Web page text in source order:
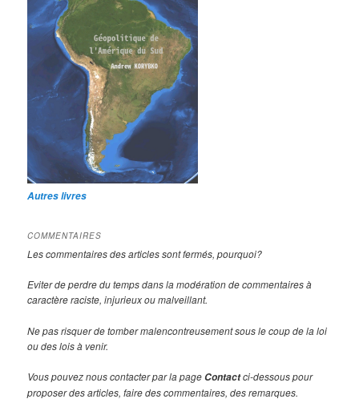
Autres livres
COMMENTAIRES
Les commentaires des articles sont fermés, pourquoi?
Eviter de perdre du temps dans la modération de commentaires à
caractère raciste, injurieux ou malveillant.
Ne pas risquer de tomber malencontreusement sous le coup de la loi
ou des lois à venir.
Vous pouvez nous contacter par la page Contactci-dessous pour
proposer des articles, faire des commentaires, des remarques.